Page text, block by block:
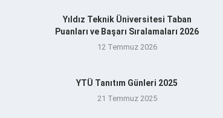
Yıldız Teknik Üniversitesi Taban
Puanları ve Başarı Sıralamaları 2026
12 Temmuz 2026
YTÜ Tanıtım Günleri 2025
21 Temmuz 2025